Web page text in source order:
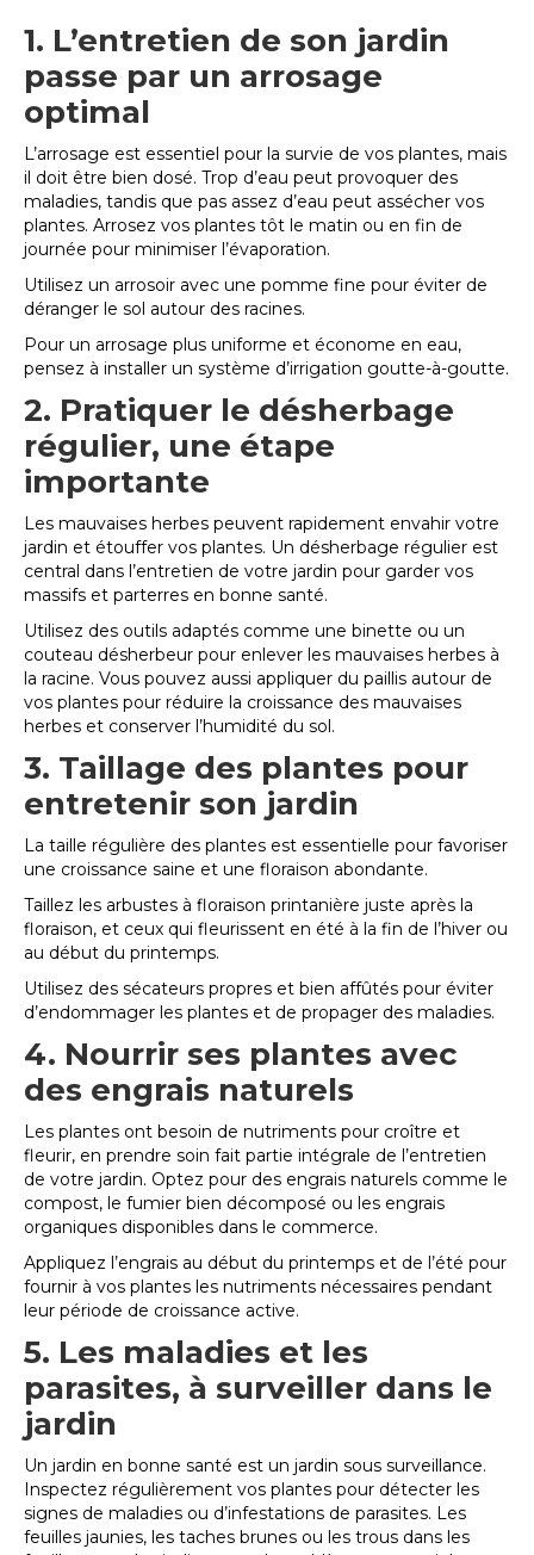
1. L’entretien de son jardin
passe par un arrosage
optimal
L’arrosage est essentiel pour la survie de vos plantes, mais
il doit être bien dosé. Trop d’eau peut provoquer des
maladies, tandis que pas assez d’eau peut assécher vos
plantes. Arrosez vos plantes tôt le matin ou en fin de
journée pour minimiser l’évaporation.
Utilisez un arrosoir avec une pomme fine pour éviter de
déranger le sol autour des racines.
Pour un arrosage plus uniforme et économe en eau,
pensez à installer un système d’irrigation goutte-à-goutte.
2. Pratiquer le désherbage
régulier, une étape
importante
Les mauvaises herbes peuvent rapidement envahir votre
jardin et étouffer vos plantes. Un désherbage régulier est
central dans l’entretien de votre jardin pour garder vos
massifs et parterres en bonne santé.
Utilisez des outils adaptés comme une binette ou un
couteau désherbeur pour enlever les mauvaises herbes à
la racine. Vous pouvez aussi appliquer du paillis autour de
vos plantes pour réduire la croissance des mauvaises
herbes et conserver l’humidité du sol.
3. Taillage des plantes pour
entretenir son jardin
La taille régulière des plantes est essentielle pour favoriser
une croissance saine et une floraison abondante.
Taillez les arbustes à floraison printanière juste après la
floraison, et ceux qui fleurissent en été à la fin de l’hiver ou
au début du printemps.
Utilisez des sécateurs propres et bien affûtés pour éviter
d’endommager les plantes et de propager des maladies.
4. Nourrir ses plantes avec
des engrais naturels
Les plantes ont besoin de nutriments pour croître et
fleurir, en prendre soin fait partie intégrale de l’entretien
de votre jardin. Optez pour des engrais naturels comme le
compost, le fumier bien décomposé ou les engrais
organiques disponibles dans le commerce.
Appliquez l’engrais au début du printemps et de l’été pour
fournir à vos plantes les nutriments nécessaires pendant
leur période de croissance active.
5. Les maladies et les
parasites, à surveiller dans le
jardin
Un jardin en bonne santé est un jardin sous surveillance.
Inspectez régulièrement vos plantes pour détecter les
signes de maladies ou d’infestations de parasites. Les
feuilles jaunies, les taches brunes ou les trous dans les